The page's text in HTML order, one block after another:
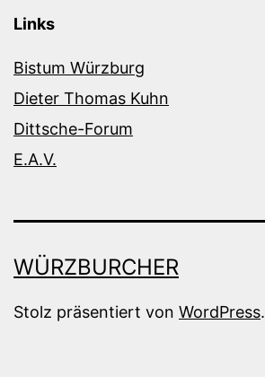
Links
Bistum Würzburg
Dieter Thomas Kuhn
Dittsche-Forum
E.A.V.
WÜRZBURCHER
Stolz präsentiert von WordPress.